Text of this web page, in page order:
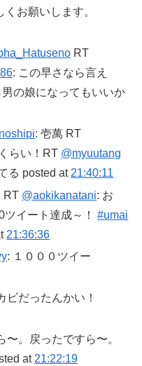
お願いします。
RT
: この早さなら言え
の娘になってもいいか
: 壱萬 RT
らい！RT @myuutang
る posted at 21:40:11
RT @aokikanatani: お
ツイート達成～！#umai
21:36:36
: １０００ツイー
ビだったんかい！
〜。戻ったですら〜。
at 21:22:19